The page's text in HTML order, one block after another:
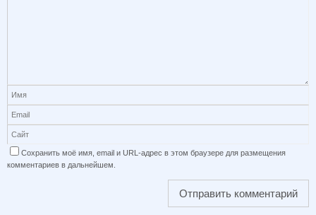
Сохранить моё имя, email и URL-адрес в этом браузере для размещения
комментариев в дальнейшем.